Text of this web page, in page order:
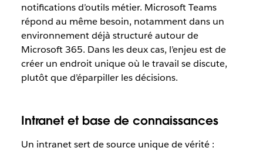
notifications d’outils métier. Microsoft Teams
répond au même besoin, notamment dans un
environnement déjà structuré autour de
Microsoft 365. Dans les deux cas, l’enjeu est de
créer un endroit unique où le travail se discute,
plutôt que d’éparpiller les décisions.
Intranet et base de connaissances
Un intranet sert de source unique de vérité :